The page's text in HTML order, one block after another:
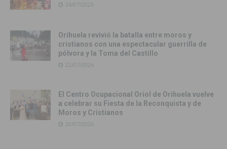
24/07/2026
Orihuela revivió la batalla entre moros y
cristianos con una espectacular guerrilla de
pólvora y la Toma del Castillo
22/07/2026
El Centro Ocupacional Oriol de Orihuela vuelve
a celebrar su Fiesta de la Reconquista y de
Moros y Cristianos
20/07/2026